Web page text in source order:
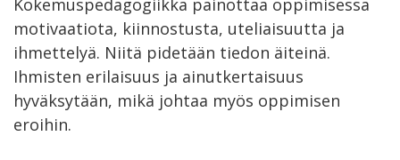
motivaatiota, kiinnostusta, uteliaisuutta ja
ihmettelyä. Niitä pidetään tiedon äiteinä.
Ihmisten erilaisuus ja ainutkertaisuus
hyväksytään, mikä johtaa myös oppimisen
eroihin.